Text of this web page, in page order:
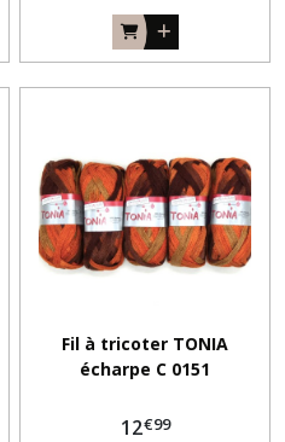
Fil à tricoter TONIA
écharpe C 0151
12€99